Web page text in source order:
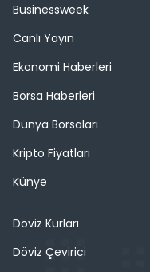
Businessweek
Canlı Yayın
Ekonomi Haberleri
Borsa Haberleri
Dünya Borsaları
Kripto Fiyatları
Künye
Döviz Kurları
Döviz Çevirici